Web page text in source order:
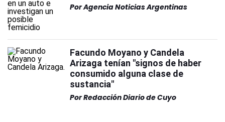
PorAgencia Noticias Argentinas
Facundo Moyano y Candela
Arizaga tenían "signos de haber
consumido alguna clase de
sustancia"
PorRedacción Diario de Cuyo